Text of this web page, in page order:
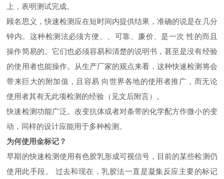
上，表明测试完成。
顾名思义，快速检测应在短时间内提供结果，准确的说是在几分
钟内。这种检测法必须方便、、可靠、廉价、是一次 性的而且
操作简易的。它们也必须容易和清楚的说明书，甚至是没有经验
的使用者也能操作。从生产厂家的观点来看，这种快速检测将会
带来巨大的附加值，且容易 向世界各地的使用者推广，而无论
使用者其有无此项检测的经验（见文后附言）。
快速检测功能广泛。改变抗体或者对条带的化学配方作微小的变
动，同样的设计应能用于多种检测。
为何使用金标记？
早期的快速检测使用有色胶乳形成可视信号，目前的某些检测仍
使用此手段。 过去和现在，乳胶法一直是凝集反应主要的标记